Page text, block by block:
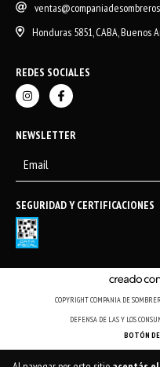
Honduras 5851, CABA, Buenos
REDES SOCIALES
NEWSLETTER
SEGURIDAD Y CERTIFICACIONES
COPYRIGHT COMPANIA DE
DEFENSA DE LAS Y LOS
BOTÓN